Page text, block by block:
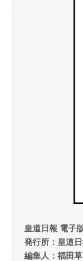
皇道日報 電子
発行所：皇道
編集人：福田